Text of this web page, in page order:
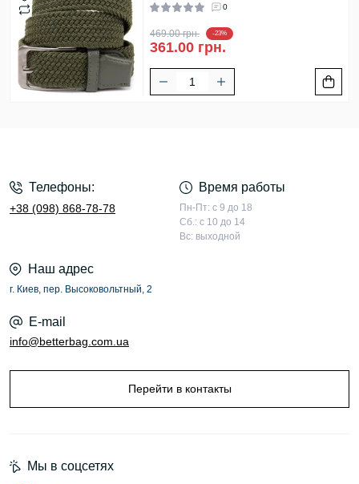
0
469.00 грн. -23%
361.00 грн.
Телефоны:
+38 (098) 868-78-78
Время работы
Пн-Пт: с 9 до 18
Сб.: с 10 до 14
Вс: выходной
Наш адрес
г. Киев, пер. Высоковольтный, 2
E-mail
info@betterbag.com.ua
Перейти в контакты
Мы в соцсетях